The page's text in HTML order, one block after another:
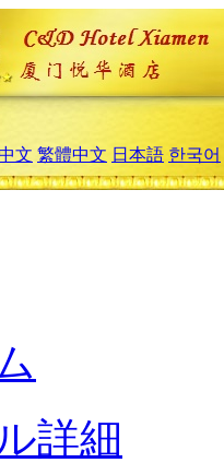
文 繁體中文 日本語 한국어
詳細